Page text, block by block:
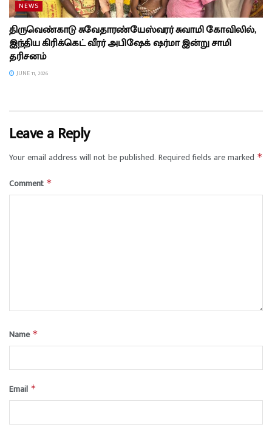
NEWS
திருவெண்காடு சுவேதாரண்யேஸ்வரர் சுவாமி கோவிலில்,
இந்திய கிரிக்கெட் வீரர் அபிஷேக் ஷர்மா இன்று சாமி
தரிசனம்
JUNE 11, 2026
Leave a Reply
Your email address will not be published. Required fields are marked *
Comment *
Name *
Email *